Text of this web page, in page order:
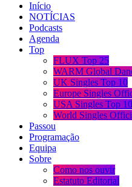
Início
NOTÍCIAS
Podcasts
Agenda
Top
FLUX Top 25
WARM Global
UK Singles Top 10
Europe Singles
USA Singles Top 10
World Singles
Passou
Programação
Equipa
Sobre
Como nos ouvir
Estatuto Editorial